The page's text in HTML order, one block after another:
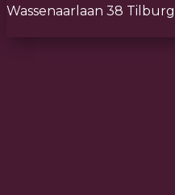
Wassenaarlaan 38 Tilburg